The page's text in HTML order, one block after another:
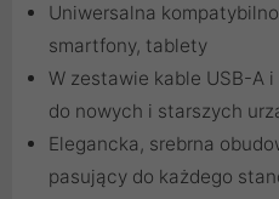
Uniwersalna
smartfony, tablety
W zestawie kable USB-A i
do nowych i starszych
Elegancka, srebrna
pasujący do każdego